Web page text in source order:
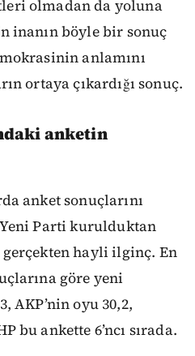
olmadan da yoluna
inanın böyle bir sonuç
anlamını
ortaya çıkardığı sonuç.
anketin
anket sonuçlarını
Parti kurulduktan
hayli ilginç. En
göre yeni
AKP’nin oyu 30,2,
bu ankette 6’ncı sırada.